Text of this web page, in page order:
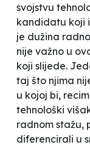
svojstvu
kandidatu koji
je dužina
nije važno u
koji slijede.
taj što njima
u kojoj bi,
tehnološki
radnom stažu,
diferencirali u